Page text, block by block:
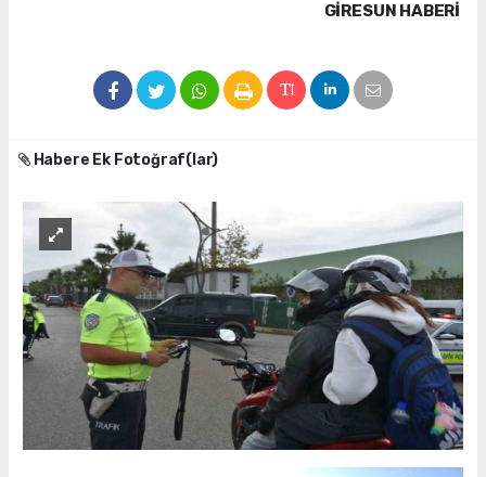
GIRESUN HABERİ
Habere Ek Fotoğraf(lar)